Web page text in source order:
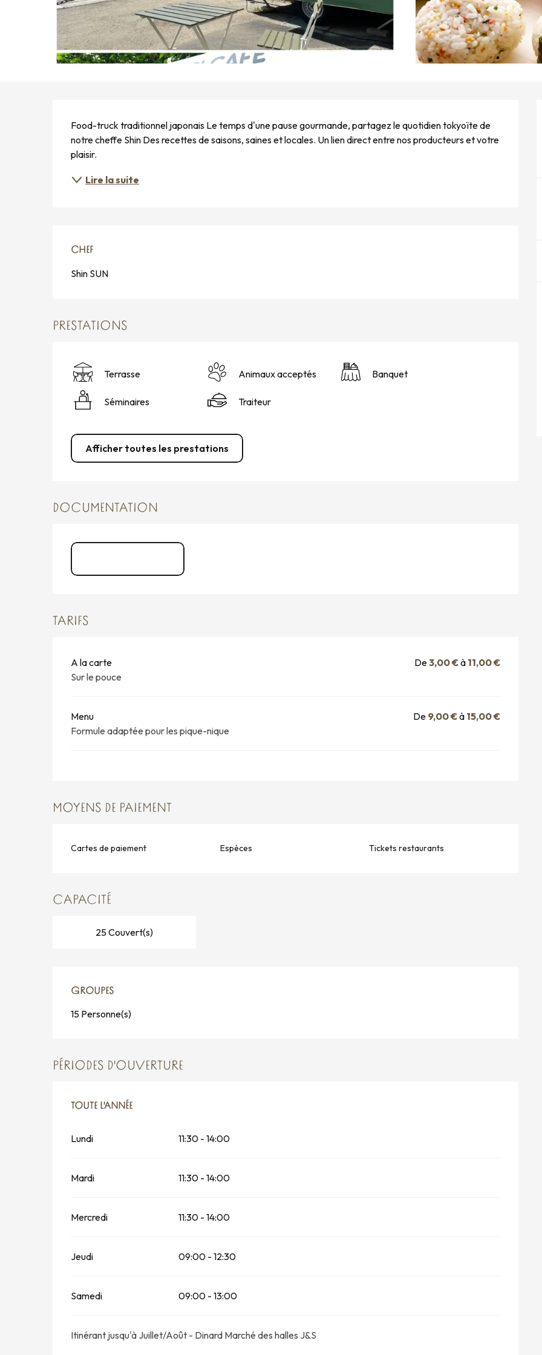
Food-truck traditionnel japonais Le temps d'une pause gourmande, partagez le quotidien tokyoïte de
notre cheffe Shin Des recettes de saisons, saines et locales. Un lien direct entre nos producteurs et votre
plaisir.
Lire la suite
CHEF
CHEF
Shin SUN
PRESTATIONS
Terrasse Animaux acceptés Banquet
Séminaires Traiteur
Afficher toutes les prestations
DOCUMENTATION
TARIFS
A la carte
Sur le pouce
De3,00 €à 11,00 €
Menu
Formule adaptée pour les pique-nique
De 9,00 €à 15,00 €
MOYENS DE PAIEMENT
Cartes de paiement Espèces Tickets restaurants
CAPACITÉ
25 Couvert(s)
GROUPES
GROUPES
15 Personne(s)
PÉRIODES D'OUVERTURE
TOUTE L'ANNÉE
TOUTE L'ANNÉE
Lundi 11:30 - 14:00
Mardi 11:30 - 14:00
Mercredi 11:30 - 14:00
Jeudi 09:00 - 12:30
Samedi 09:00 - 13:00
Itinérant jusqu'à Juillet/Août - Dinard Marché des halles J&S